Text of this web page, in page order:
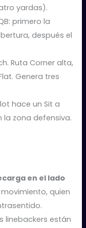
yardas).
primero la
después el
Ruta Corner alta,
Genera tres
hace un Sit a
zona defensiva.
en el lado
quien
linebackers están